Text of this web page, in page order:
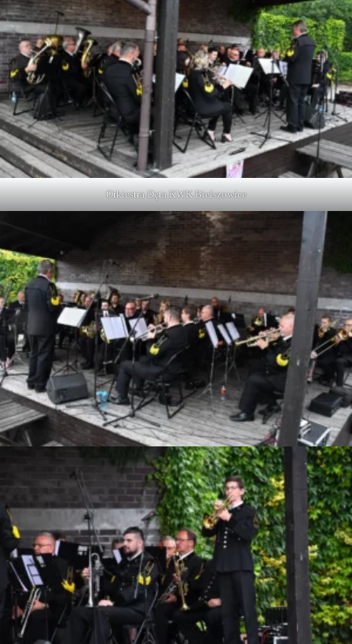
Orkiestra Dęta KWK Bielszowice